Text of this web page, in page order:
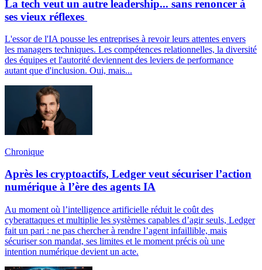
La tech veut un autre leadership... sans renoncer à
ses vieux réflexes
L'essor de l'IA pousse les entreprises à revoir leurs attentes envers
les managers techniques. Les compétences relationnelles, la diversité
des équipes et l'autorité deviennent des leviers de performance
autant que d'inclusion. Oui, mais...
Chronique
Après les cryptoactifs, Ledger veut sécuriser l’action
numérique à l’ère des agents IA
Au moment où l’intelligence artificielle réduit le coût des
cyberattaques et multiplie les systèmes capables d’agir seuls, Ledger
fait un pari : ne pas chercher à rendre l’agent infaillible, mais
sécuriser son mandat, ses limites et le moment précis où une
intention numérique devient un acte.